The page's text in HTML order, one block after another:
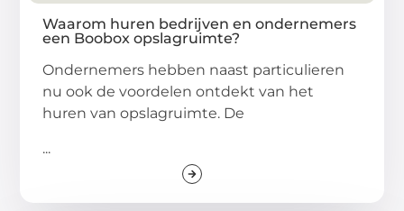
Waarom huren bedrijven en ondernemers
een Boobox opslagruimte?
Ondernemers hebben naast particulieren
nu ook de voordelen ontdekt van het
huren van opslagruimte. De
...